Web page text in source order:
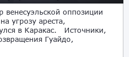
оппозиции
угрозу ареста,
в Каракас. Источники,
Гуайдо,